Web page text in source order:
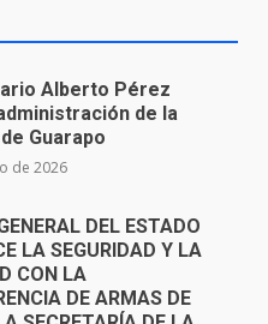
LA SEGURIDAD Y LA
CON LA
DE ARMAS DE
SECRETARÍA DE LA
de 2026
arrollado por
en Yuriria
de 2026